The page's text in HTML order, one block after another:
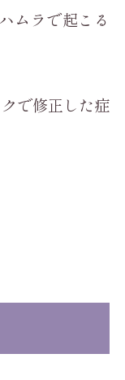
ムラで起こる
で修正した症